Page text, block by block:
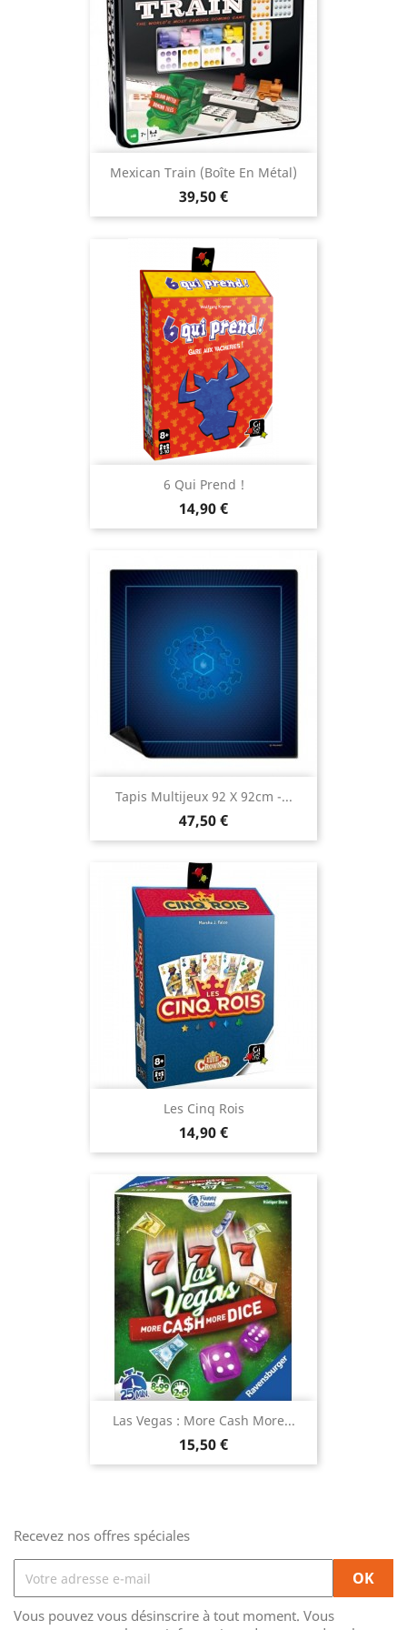
Mexican Train (boîte En Métal)
Prix
39,50 €
6 Qui Prend !
Prix
14,90 €
Tapis Multijeux 92 X 92cm -...
Prix
47,50 €
Les Cinq Rois
Prix
14,90 €
Las Vegas : More Cash More...
Prix
15,50 €
Recevez nos offres spéciales
Vous pouvez vous désinscrire à tout moment. Vous